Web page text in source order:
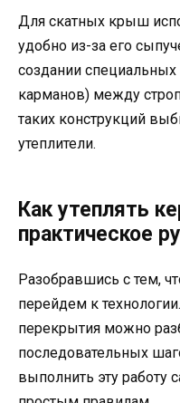
Для скатных крыш
удобно из-за его
создании
карманов) между
таких конструкций
утеплители.
Как утеплять
практическое
Разобравшись с тем,
перейдем к
перекрытия можно
последовательных
выполнить эту работу